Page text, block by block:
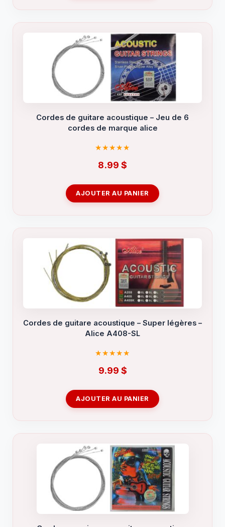
Cordes de guitare acoustique – Jeu de 6
cordes de marque alice
8.99 $
AJOUTER AU PANIER
Cordes de guitare acoustique – Super légères –
Alice A408-SL
9.99 $
AJOUTER AU PANIER